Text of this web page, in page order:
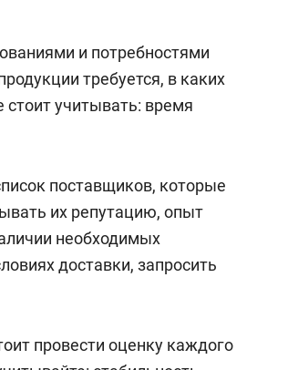
и потребностями
требуется, в каких
учитывать: время
поставщиков, которые
их репутацию, опыт
необходимых
доставки, запросить
провести оценку каждого